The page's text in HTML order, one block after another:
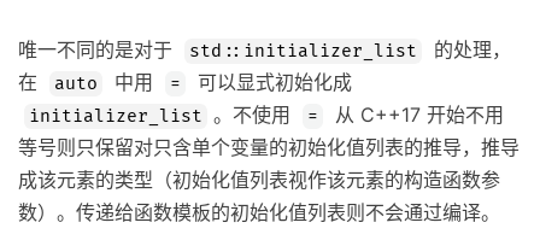
唯一不同的是对于 std::initializer_list
的处理，
在
auto 中用 = 可以显式初始化成
initializer_list 。不使用 =
从 C++17 开始不用
等号则只保留对只含单个变量的初始化值列表的推导，推导
成该元素的类型（初始化值列表视作该元素的构造函数参
数）。传递给函数模板的初始化值列表则不会通过编译。